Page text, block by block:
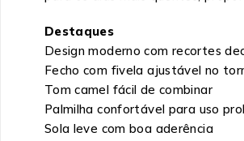
Destaques
Design moderno com recortes
Fecho com fivela ajustável no
Tom camel fácil de combinar
Palmilha confortável para uso
Sola leve com boa aderência